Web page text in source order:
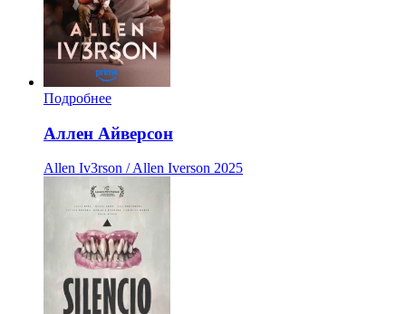
Подробнее
Аллен Айверсон
Allen Iv3rson / Allen Iverson 2025